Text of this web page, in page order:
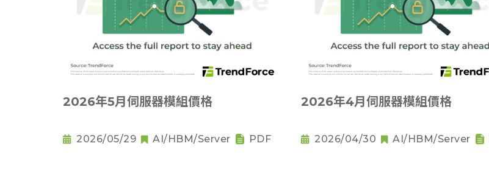
2026年5月伺服器模組價格
2026/05/29 AI/HBM/Server PDF
2026年4月伺服器模組價格
2026/04/30 AI/HBM/Server